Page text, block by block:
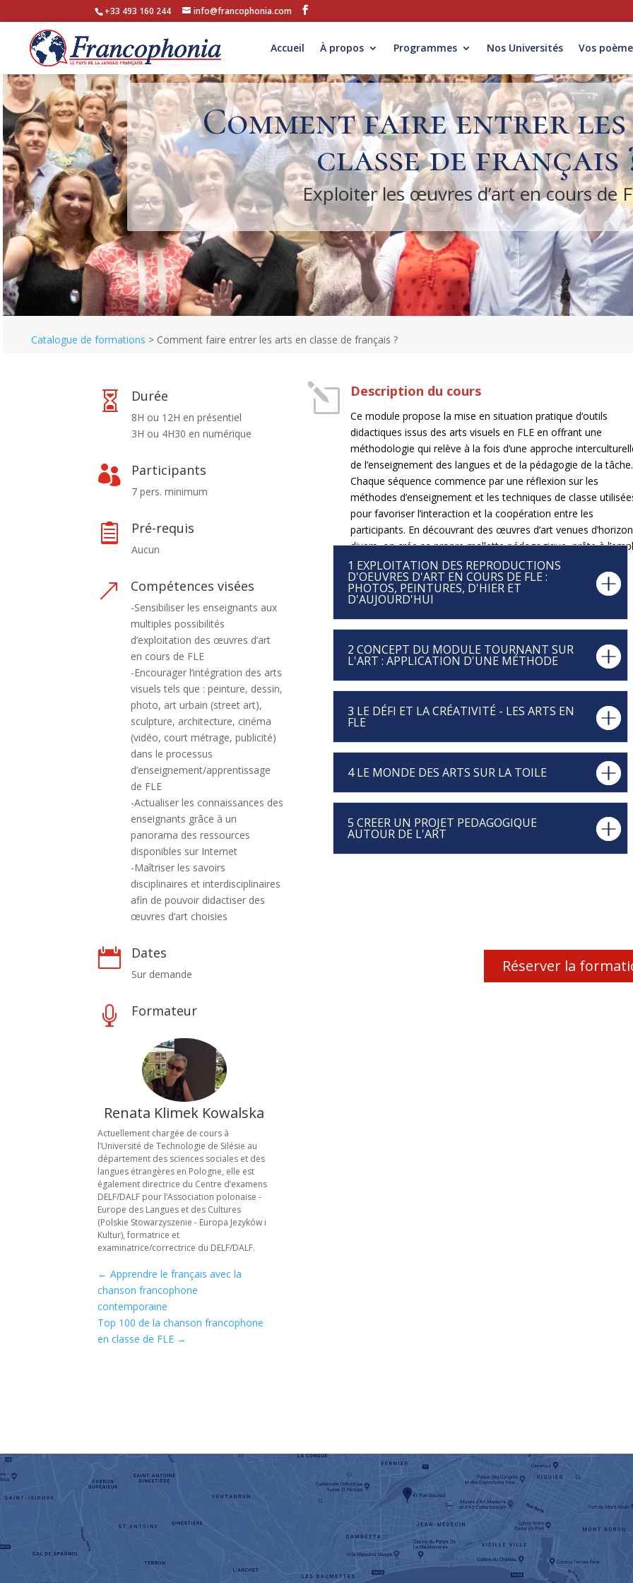
+33 493 160 244 info@francophonia.com
Accueil À propos Programmes Nos Universités Vos
Comment faire entrer
classe de français
Exploiter les œuvres d’art en cours de
Catalogue de formations > Comment faire entrer les arts en classe de français ?
 Durée
8H ou 12H en présentiel
3H ou 4H30 en numérique
 Participants
7 pers. minimum
 Pré-requis
Aucun
& Compétences visées
-Sensibiliser les enseignants aux
multiples possibilités
d’exploitation des œuvres d’art
en cours de FLE
-Encourager l’intégration des arts
visuels tels que : peinture, dessin,
photo, art urbain (street art),
sculpture, architecture, cinéma
(vidéo, court métrage, publicité)
dans le processus
d’enseignement/apprentissage
de FLE
-Actualiser les connaissances des
enseignants grâce à un
panorama des ressources
disponibles sur Internet
-Maîtriser les savoirs
disciplinaires et interdisciplinaires
afin de pouvoir didactiser des
œuvres d’art choisies
 Dates
Sur demande
 Formateur
Renata Klimek Kowalska
Actuellement chargée de cours à
l’Université de Technologie de Silésie au
département des sciences sociales et des
langues étrangères en Pologne, elle est
également directrice du Centre d’examens
DELF/DALF pour l’Association polonaise -
Europe des Langues et des Cultures
(Polskie Stowarzyszenie - Europa Jezyków i
Kultur), formatrice et
examinatrice/correctrice du DELF/DALF.
←Apprendre le français avec la
chanson francophone
contemporaine
Top 100 de la chanson francophone
en classe de FLE →
l Description du cours
Ce module propose la mise en situation pratique d’outils
didactiques issus des arts visuels en FLE en offrant une
méthodologie qui relève à la fois d’une approche
de l’enseignement des langues et de la pédagogie de la tâche.
Chaque séquence commence par une réflexion sur les
méthodes d’enseignement et les techniques de classe
pour favoriser l’interaction et la coopération entre les
participants. En découvrant des œuvres d’art venues
divers, on crée sa propre mallette pédagogique, prête à
au retour du stage.
1 EXPLOITATION DES REPRODUCTIONS
D'OEUVRES D'ART EN COURS DE FLE :
PHOTOS, PEINTURES, D'HIER ET
D'AUJOURD'HUI
2 CONCEPT DU MODULE TOURNANT SUR
L'ART : APPLICATION D'UNE MÉTHODE
3 LE DÉFI ET LA CRÉATIVITÉ - LES ARTS EN
FLE
4 LE MONDE DES ARTS SUR LA TOILE
5 CREER UN PROJET PEDAGOGIQUE
AUTOUR DE L'ART
Réserver la